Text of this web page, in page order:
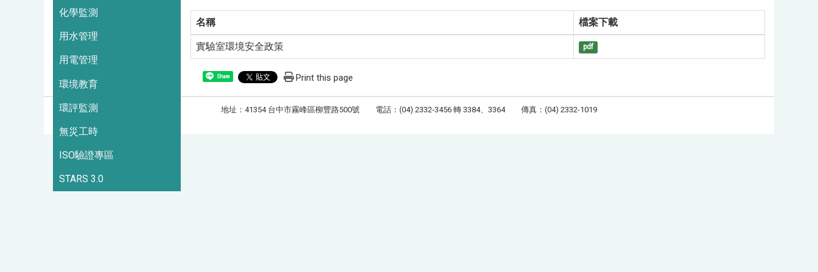
化學監測
用水管理
用電管理
環境教育
環評監測
無災工時
ISO驗證專區
STARS 3.0
名稱 檔案下載
實驗室環境安全政策 pdf
Share Print this page
地址：41354 台中市霧峰區柳豐路500號 電話：(04) 2332-3456 轉 3384、3364 傳真：(04) 2332-1019